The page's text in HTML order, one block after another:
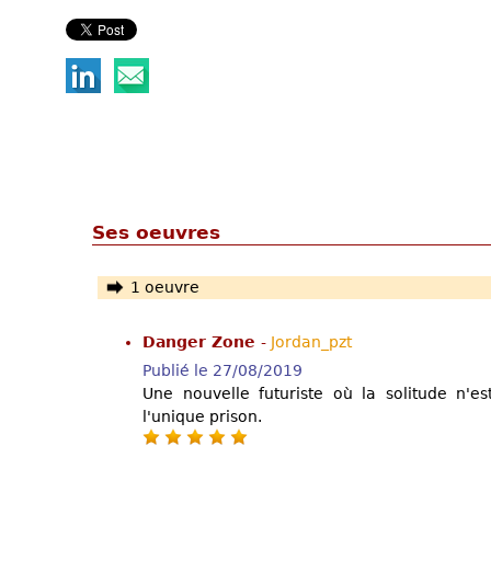
Ses oeuvres
1 oeuvre
Danger Zone - Jordan_pzt
Publié le 27/08/2019
Une nouvelle futuriste où la solitude
l'unique prison.